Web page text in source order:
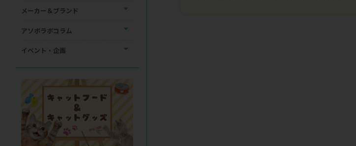
メーカー＆ブランド
アソボラボコラム
イベント・企画